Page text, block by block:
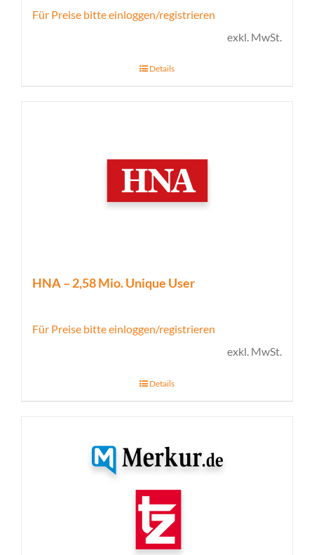
Für Preise bitte einloggen/registrieren
exkl. MwSt.
Details
HNA – 2,58 Mio. Unique User
Für Preise bitte einloggen/registrieren
exkl. MwSt.
Details